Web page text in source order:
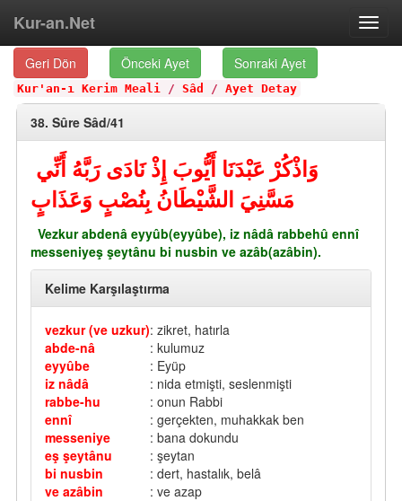
Kur-an.Net
Geri Dön Önceki Ayet Sonraki Ayet
Kur'an-ı Kerim Meali / Sâd / Ayet Detay
38. Sûre Sâd/41
وَاذْكُرْ عَبْدَنَا أَيُّوبَ إِذْ نَادَى رَبَّهُ أَنِّي
مَسَّنِيَ الشَّيْطَانُ بِنُصْبٍ وَعَذَابٍ
Vezkur abdenâ eyyûb(eyyûbe), iz nâdâ rabbehû ennî
messeniyeş şeytânu bi nusbin ve azâb(azâbin).
Kelime Karşılaştırma
vezkur (ve uzkur): zikret, hatırla
abde-nâ
: kulumuz
eyyûbe
: Eyüp
iz nâdâ
: nida etmişti, seslenmişti
rabbe-hu
: onun Rabbi
ennî
: gerçekten, muhakkak ben
messeniye
: bana dokundu
eş şeytânu
: şeytan
bi nusbin
: dert, hastalık, belâ
ve azâbin
: ve azap